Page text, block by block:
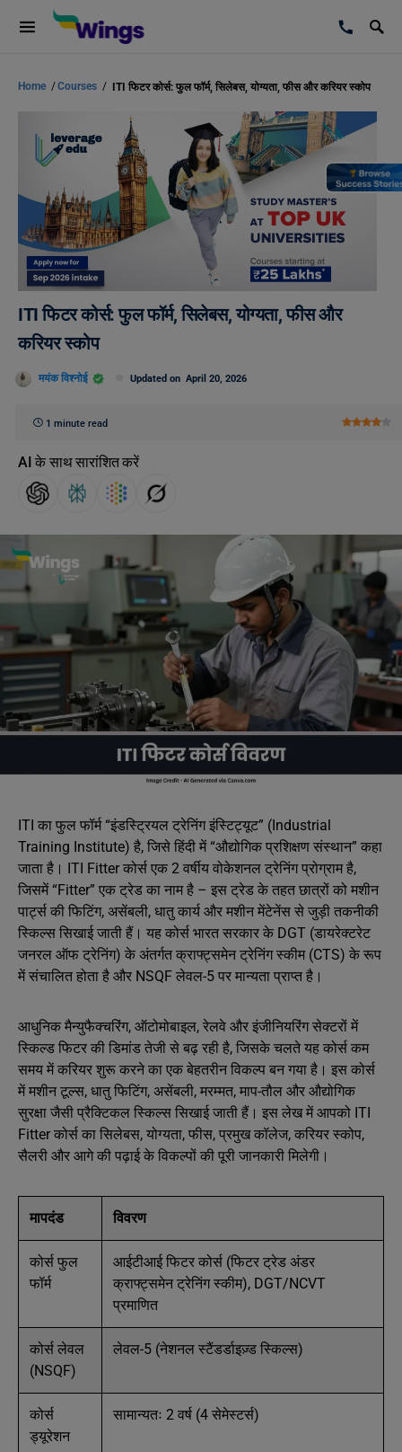
Home /Courses / ITI फिटर कोर्स: फुल फॉर्म, सिलेबस, योग्यता, फीस और करियर स्कोप
ITI फिटर कोर्स: फुल फॉर्म, सिलेबस, योग्यता, फीस और
करियर स्कोप
मयंक विश्नोई Updated on April 20, 2026
1 minute read
AI के साथ सारांशित करें
ITI का फुल फॉर्म “इंडस्ट्रियल ट्रेनिंग इंस्टिट्यूट” (Industrial
Training Institute) है, जिसे हिंदी में “औद्योगिक प्रशिक्षण संस्थान” कहा
जाता है। ITI Fitter कोर्स एक 2 वर्षीय वोकेशनल ट्रेनिंग प्रोग्राम है,
जिसमें “Fitter” एक ट्रेड का नाम है – इस ट्रेड के तहत छात्रों को मशीन
पार्ट्स की फिटिंग, असेंबली, धातु कार्य और मशीन मेंटेनेंस से जुड़ी तकनीकी
स्किल्स सिखाई जाती हैं। यह कोर्स भारत सरकार के DGT (डायरेक्टरेट
जनरल ऑफ ट्रेनिंग) के अंतर्गत क्राफ्ट्समेन ट्रेनिंग स्कीम (CTS) के रूप
में संचालित होता है और NSQF लेवल-5 पर मान्यता प्राप्त है।
आधुनिक मैन्युफैक्चरिंग, ऑटोमोबाइल, रेलवे और इंजीनियरिंग सेक्टरों में
स्किल्ड फिटर की डिमांड तेजी से बढ़ रही है, जिसके चलते यह कोर्स कम
समय में करियर शुरू करने का एक बेहतरीन विकल्प बन गया है। इस कोर्स
में मशीन टूल्स, धातु फिटिंग, असेंबली, मरम्मत, माप-तौल और औद्योगिक
सुरक्षा जैसी प्रैक्टिकल स्किल्स सिखाई जाती हैं। इस लेख में आपको ITI
Fitter कोर्स का सिलेबस, योग्यता, फीस, प्रमुख कॉलेज, करियर स्कोप,
सैलरी और आगे की पढ़ाई के विकल्पों की पूरी जानकारी मिलेगी।
मापदंड विवरण
कोर्स फुल
फॉर्म
आईटीआई फिटर कोर्स (फिटर ट्रेड अंडर
क्राफ्ट्समेन ट्रेनिंग स्कीम), DGT/NCVT
प्रमाणित
कोर्स लेवल
(NSQF)
लेवल-5 (नेशनल स्टैंडर्डाइज़्ड स्किल्स)
कोर्स
ड्यूरेशन
सामान्यतः 2 वर्ष (4 सेमेस्टर्स)